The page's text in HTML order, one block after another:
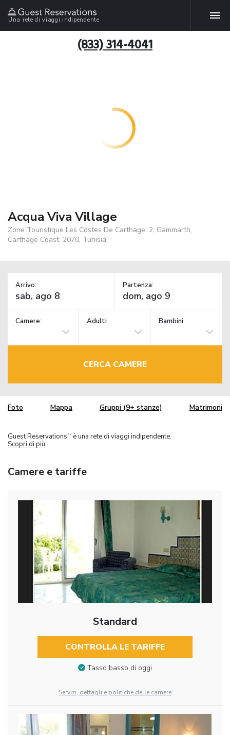
Una rete di viaggi indipendente
(833) 314-4041
Acqua Viva Village
Zone Touristique Les Costes De Carthage, 2, Gammarth,
Carthage Coast, 2070, Tunisia
Arrivo: Partenza:
Camere: Adulti Bambini
CERCA CAMERE
Foto Mappa Gruppi (9+ stanze) Matrimoni
Guest Reservations TM
è una rete di viaggi indipendente.
Scopri di più
Camere e tariffe
Standard
CONTROLLA LE TARIFFE
Tasso basso di oggi
Servizi, dettagli e politiche delle camere